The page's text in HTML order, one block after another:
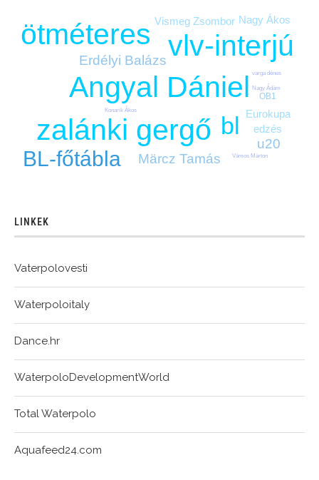
Angyal Dániel
vlv-interjú
zalánki gergő
ötméteres
bl
BL-főtábla
Erdélyi Balázs
Märcz Tamás
u20
edzés
Eurokupa
Nagy Ákos
Vismeg Zsombor
OB1
Konarik Ákos
Nagy Ádám
varga dénes
Vámos Márton
LINKEK
Vaterpolovesti
Waterpoloitaly
Dance.hr
WaterpoloDevelopmentWorld
Total Waterpolo
Aquafeed24.com